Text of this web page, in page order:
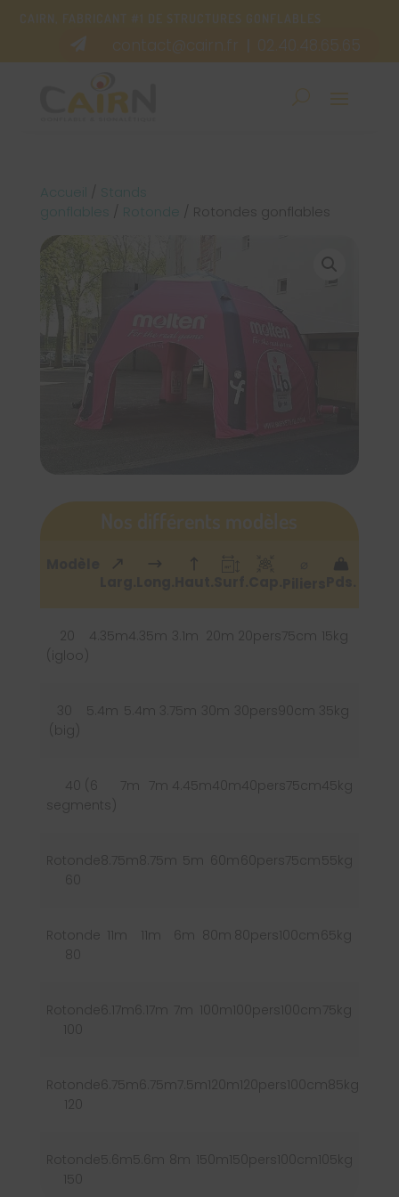
Accueil / Stands
gonflables
/ Rotonde / Rotondes gonflables
20
(igloo)
4.35m 4.35m 3.1m 20m 20pers 75cm 15kg
30
(big)
5.4m 5.4m 3.75m 30m 30pers 90cm 35kg
40 (6
segments)
7m 7m 4.45m 40m 40pers 75cm 45kg
Rotonde
60
8.75m 8.75m 5m 60m60pers 75cm55kg
Rotonde
80
11m 11m 6m 80m 80pers 100cm65kg
Rotonde
100
6.17m6.17m 7m 100m100pers 100cm 75kg
Rotonde
120
6.75m6.75m 7.5m120m120pers 100cm85kg
Rotonde
150
5.6m5.6m 8m 150m150pers 100cm105kg